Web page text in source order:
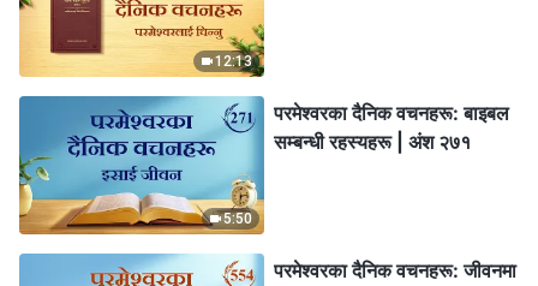
12:13
5:50
परमेश्‍वरका दैनिक वचनहरू: बाइबल
सम्‍बन्धी रहस्यहरू | अंश २७१
परमेश्‍वरका दैनिक वचनहरू: जीवनमा